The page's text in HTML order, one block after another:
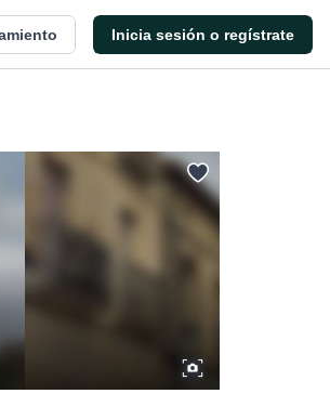
Inicia sesión o regístrate